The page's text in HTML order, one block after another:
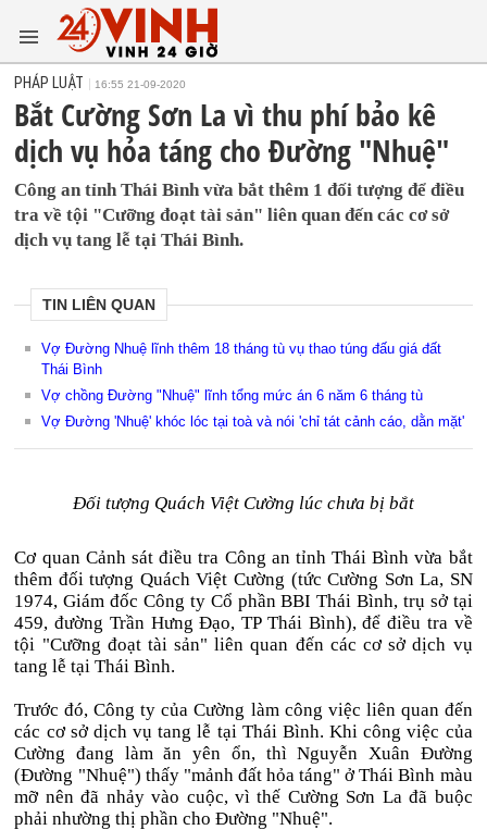
PHÁP LUẬT 16:55 21-09-2020
Bắt Cường Sơn La vì thu phí bảo kê
dịch vụ hỏa táng cho Đường "Nhuệ"
Công an tỉnh Thái Bình vừa bắt thêm 1 đối tượng để điều
tra về tội "Cưỡng đoạt tài sản" liên quan đến các cơ sở
dịch vụ tang lễ tại Thái Bình.
TIN LIÊN QUAN
Vợ Đường Nhuệ lĩnh thêm 18 tháng tù vụ thao túng đấu giá đất
Thái Bình
Vợ chồng Đường "Nhuệ" lĩnh tổng mức án 6 năm 6 tháng tù
Vợ Đường 'Nhuệ' khóc lóc tại toà và nói 'chỉ tát cảnh cáo, dằn mặt'
Đối tượng Quách Việt Cường lúc chưa bị bắt
Cơ quan Cảnh sát điều tra Công an tỉnh Thái Bình vừa bắt
thêm đối tượng Quách Việt Cường (tức Cường Sơn La, SN
1974, Giám đốc Công ty Cổ phần BBI Thái Bình, trụ sở tại
459, đường Trần Hưng Đạo, TP Thái Bình), để điều tra về
tội "Cưỡng đoạt tài sản" liên quan đến các cơ sở dịch vụ
tang lễ tại Thái Bình.
Trước đó, Công ty của Cường làm công việc liên quan đến
các cơ sở dịch vụ tang lễ tại Thái Bình. Khi công việc của
Cường đang làm ăn yên ổn, thì Nguyễn Xuân Đường
(Đường "Nhuệ") thấy "mảnh đất hỏa táng" ở Thái Bình màu
mỡ nên đã nhảy vào cuộc, vì thế Cường Sơn La đã buộc
phải nhường thị phần cho Đường "Nhuệ".